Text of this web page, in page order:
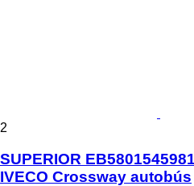
2
SUPERIOR
IVECO Crossway autobús